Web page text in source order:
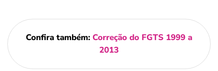
Confira também: Correção do FGTS 1999 a
2013